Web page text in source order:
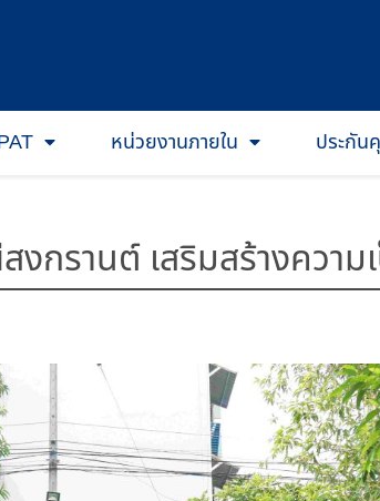
หน่วยงานภายใน ประกัน
งกรานต์ เสริมสร้างค